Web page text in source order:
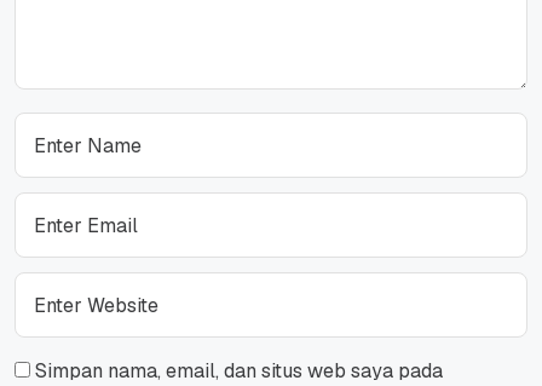
Simpan nama, email, dan situs web saya pada